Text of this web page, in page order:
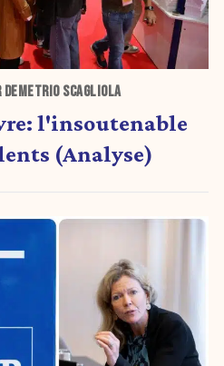
SCAGLIOLA
l'insoutenable
(Analyse)